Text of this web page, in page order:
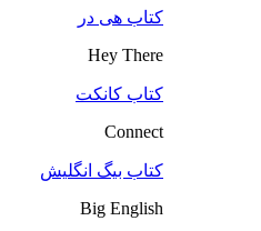
کتاب هی در
Hey There
کتاب کانکت
Connect
کتاب بیگ انگلیش
Big English